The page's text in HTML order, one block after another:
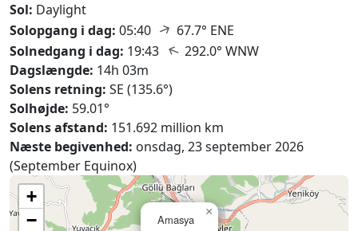
Sol: Daylight
Solopgang i dag: 05:40 ↑ 67.7° ENE
Solnedgang i dag: 19:43 ↑ 292.0° WNW
Dagslængde: 14h 03m
Solens retning: SE (135.6°)
Solhøjde: 59.01°
Solens afstand: 151.692 million km
Næste begivenhed: onsdag, 23 september 2026
(September Equinox)
Amasya
×
+
−